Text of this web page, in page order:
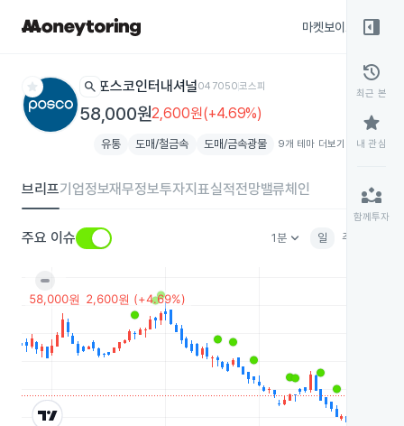
마켓보이스
star search 포스코인터내셔널047050코스피
58,000원2,600원(+4.69%)
유통 도매/철금속 도매/금속광물 9개 테마 더보기
브리프기업정보재무정보투자지표실적전망밸류체인
주요 이슈 1분keyboard_arrow_down 일 주
right_panel_open
history
최근 본
star
내 관심
partner_exchange
함께투자